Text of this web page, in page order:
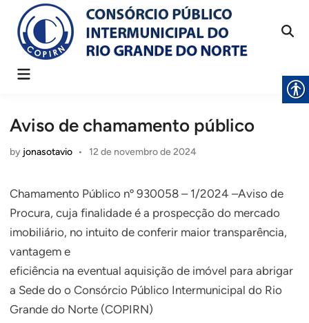
content
Main
Aviso de chamamento público
by jonasotavio • 12 de novembro de 2024
Chamamento Público nº 930058 – 1/2024 –Aviso de
Procura, cuja finalidade é a prospecção do mercado
imobiliário, no intuito de conferir maior transparência,
vantagem e
eficiência na eventual aquisição de imóvel para abrigar
a Sede do o Consórcio Público Intermunicipal do Rio
Grande do Norte (COPIRN)